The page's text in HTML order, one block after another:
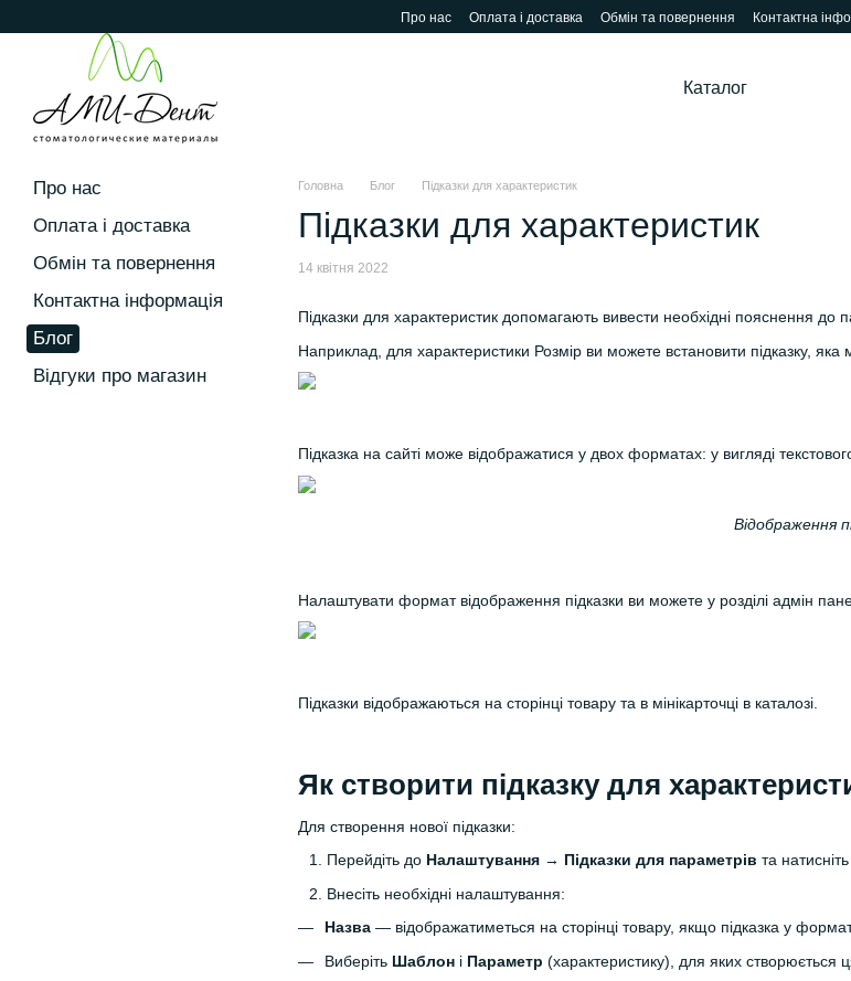
Про нас Оплата і доставка Обмін та повернення Контактна
Каталог
Головна Блог Підказки для характеристик
Підказки для характеристик
14 квітня 2022
Підказки для характеристик допомагають вивести необхідні пояснення
Наприклад, для характеристики Розмір ви можете встановити підказку, яка
Підказка на сайті може відображатися у двох форматах: у вигляді
Відображення
Налаштувати формат відображення підказки ви можете у розділі адмін
Підказки відображаються на сторінці товару та в мінікарточці в каталозі.
Як створити підказку для
Для створення нової підказки:
Перейдіть до Налаштування → Підказки для параметрів та натисніть
Внесіть необхідні налаштування:
Назва — відображатиметься на сторінці товару, якщо підказка у
Виберіть Шаблон і Параметр (характеристику), для яких створюється
Про нас
Оплата і доставка
Обмін та повернення
Контактна інформація
Блог
Відгуки про магазин